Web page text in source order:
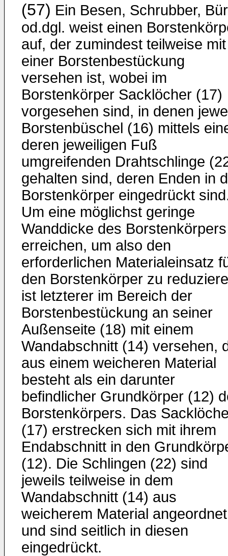
(57) Ein Besen, Schrubber,
od.dgl. weist einen
auf, der zumindest teilweise mit
einer Borstenbestückung
versehen ist, wobei im
Borstenkörper Sacklöcher (17)
vorgesehen sind, in denen
Borstenbüschel (16) mittels
deren jeweiligen Fuß
umgreifenden Drahtschlinge
gehalten sind, deren Enden in
Borstenkörper eingedrückt
Um eine möglichst geringe
Wanddicke des
erreichen, um also den
erforderlichen Materialein­satz
den Borstenkörper zu
ist letzterer im Bereich der
Borstenbestückung an seiner
Außenseite (18) mit einem
Wandabschnitt (14) versehen,
aus einem weicheren Material
besteht als ein darunter
befindlicher Grundkörper (12)
Borstenkörpers. Das
(17) erstrecken sich mit ihrem
Endab­schnitt in den
(12). Die Schlingen (22) sind
jeweils teilweise in dem
Wandabschnitt (14) aus
weicherem Material angeordnet
und sind seitlich in diesen
eingedrückt.